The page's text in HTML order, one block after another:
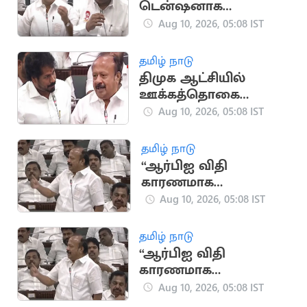
டென்ஷனாக
இருக்கிறோம்:
Aug 10, 2026, 05:08 IST
தமிழ் நாடு
திமுக ஆட்சியில்
ஊக்கத்தொகை
உயர்த்தப்படவில்லை:
Aug 10, 2026, 05:08 IST
தமிழ் நாடு
“ஆர்பிஐ விதி
காரணமாக
பயிர்க்கடன் தள்ளுபடி
அளிக்கவில்லை” -
எம்ஆர்கே
Aug 10, 2026, 05:08 IST
தமிழ் நாடு
“ஆர்பிஐ விதி
காரணமாக
பயிர்க்கடன் தள்ளுபடி
Aug 10, 2026, 05:08 IST